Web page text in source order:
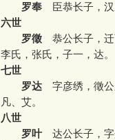
罗奉 臣恭长子，汉
六世
罗徵 恭公长子，迁
李氏，张氏，子一，达。
七世
罗达 字彦绣，徵公
凡、艾。
八世
罗叶达公长子，字